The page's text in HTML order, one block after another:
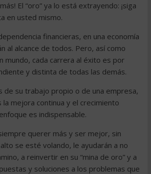
El “oro” ya lo está extrayendo: ¡siga
en usted mismo.
financieras, en una economía
al alcance de todos. Pero, así como
mundo, cada carrera al éxito es por
y distinta de todas las demás.
de su trabajo propio o de una empresa,
la mejora continua y el crecimiento
es indispensable.
querer más y ser mejor, sin
se esté volando, le ayudarán a no
a reinvertir en su “mina de oro” y a
y soluciones a los problemas que